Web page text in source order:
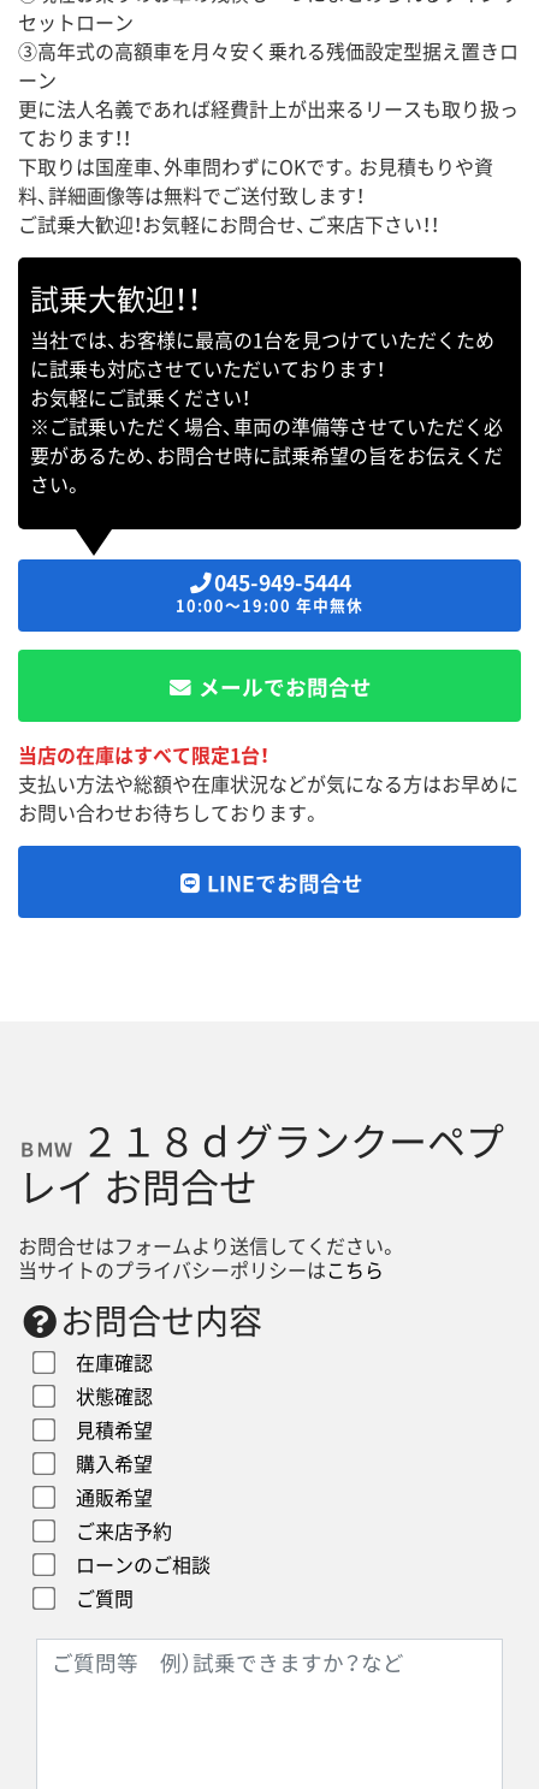
セットローン
③高年式の高額車を月々安く乗れる残価設定型据え置きロ
ーン
更に法人名義であれば経費計上が出来るリースも取り扱っ
ております！！
下取りは国産車、外車問わずにOKです。お見積もりや資
料、詳細画像等は無料でご送付致します！
ご試乗大歓迎！お気軽にお問合せ、ご来店下さい！！
試乗大歓迎！！
当社では、お客様に最高の1台を見つけていただくため
に試乗も対応させていただいております！
お気軽にご試乗ください！
※ご試乗いただく場合、車両の準備等させていただく必
要があるため、お問合せ時に試乗希望の旨をお伝えくだ
さい。
045-949-5444
10:00～19:00 年中無休
メールでお問合せ
当店の在庫はすべて限定1台！
支払い方法や総額や在庫状況などが気になる方はお早めに
お問い合わせお待ちしております。
LINEでお問合せ
ＢＭＷ
２１８ｄグランクーペプ
レイ お問合せ
お問合せはフォームより送信してください。
当サイトのプライバシーポリシーはこちら
お問合せ内容
在庫確認
状態確認
見積希望
購入希望
通販希望
ご来店予約
ローンのご相談
ご質問